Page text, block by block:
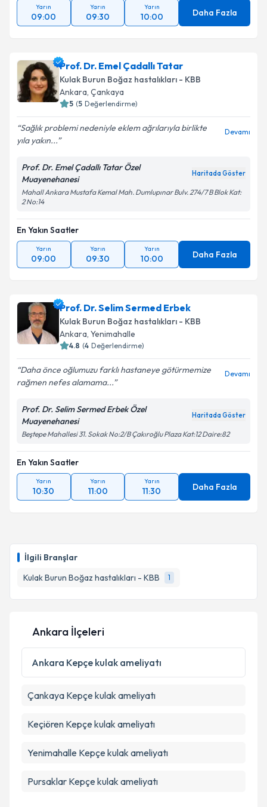
İlgili Branşlar
Kulak Burun Boğaz hastalıkları - KBB
1
Yarın
09:00
Yarın
09:30
Yarın
10:00 Daha Fazla
Prof. Dr. Emel Çadallı Tatar
Kulak Burun Boğaz hastalıkları - KBB
Ankara, Çankaya
5 (5 Değerlendirme)
Sağlık problemi nedeniyle eklem ağrılarıyla birlikte
yıla yakın...
Devamı
Prof. Dr. Emel Çadallı Tatar Özel
Muayenehanesi
Haritada Göster
Mahall Ankara Mustafa Kemal Mah. Dumlupınar Bulv. 274/7 B Blok Kat:
2 No:14
En Yakın Saatler
Yarın
09:00
Yarın
09:30
Yarın
10:00 Daha Fazla
Prof. Dr. Selim Sermed Erbek
Kulak Burun Boğaz hastalıkları - KBB
Ankara, Yenimahalle
4.8 (4 Değerlendirme)
Daha önce oğlumuzu farklı hastaneye götürmemize
rağmen nefes alamama...
Devamı
Prof. Dr. Selim Sermed Erbek Özel
Muayenehanesi
Haritada Göster
Beştepe Mahallesi 31. Sokak No:2/B Çakıroğlu Plaza Kat:12 Daire:82
En Yakın Saatler
Yarın
10:30
Yarın
11:00
Yarın
11:30 Daha Fazla
Ankara İlçeleri
Ankara Kepçe kulak ameliyatı
Çankaya Kepçe kulak ameliyatı
Keçiören Kepçe kulak ameliyatı
Yenimahalle Kepçe kulak ameliyatı
Pursaklar Kepçe kulak ameliyatı